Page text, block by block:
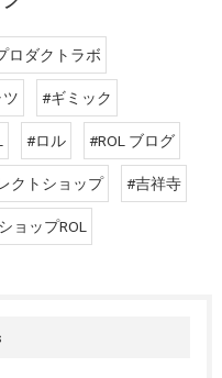
ロダクトラボ
#ギミック
#ロル #ROL ブログ
クトショップ #吉祥寺
ョップROL